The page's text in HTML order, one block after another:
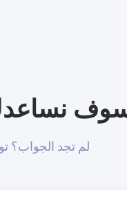
نساعدك
لم تجد الجواب؟